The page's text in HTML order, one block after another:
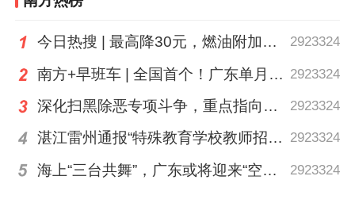
变成滋养绿植的优质养料，孩子们满脸惊
喜、收获满满。直观生动的实践过程，让小
亲手操作、亲身感受中，牢牢树立起废物再
利用、低碳环保的绿色意识。
本次活动的人气担当，当属壹达资源专属公
今日热搜 | 最高降30元，燃油附加费今起下调 2923324
南方+早班车 | 全国首个！广东单月用电量突破千亿千瓦时 2923324
深化扫黑除恶专项斗争，重点指向这些黑恶势力 2923324
湛江雷州通报“特殊教育学校教师招聘存在违规行为” 2923324
海上“三台共舞”，广东或将迎来“空调外机” | 天气早知道 2923324